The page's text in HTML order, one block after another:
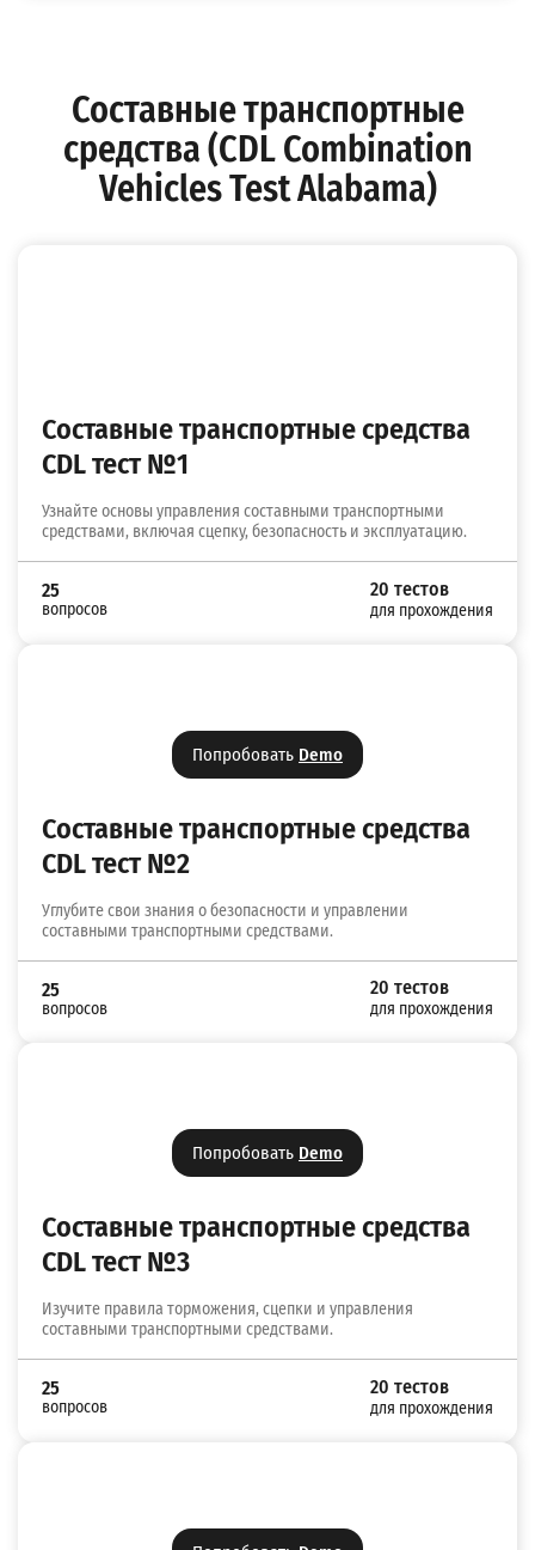
Составные транспортные
средства (CDL Combination
Vehicles Test Alabama)
Составные транспортные средства
CDL тест №1
Узнайте основы управления составными транспортными
средствами, включая сцепку, безопасность и эксплуатацию.
25
вопросов
20 тестов
для прохождения
Попробовать Demo
Составные транспортные средства
CDL тест №2
Углубите свои знания о безопасности и управлении
составными транспортными средствами.
25
вопросов
20 тестов
для прохождения
Попробовать Demo
Составные транспортные средства
CDL тест №3
Изучите правила торможения, сцепки и управления
составными транспортными средствами.
25
вопросов
20 тестов
для прохождения